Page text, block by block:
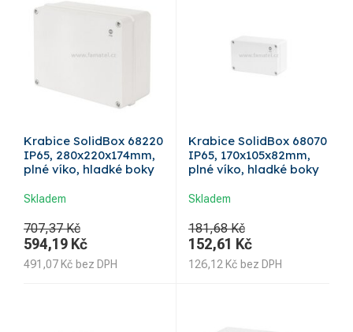
Krabice SolidBox 68220
IP65, 280x220x174mm,
plné víko, hladké boky
Skladem
707,37 Kč
594,19 Kč
491,07 Kč bez DPH
Krabice SolidBox 68070
IP65, 170x105x82mm,
plné víko, hladké boky
Skladem
181,68 Kč
152,61 Kč
126,12 Kč bez DPH